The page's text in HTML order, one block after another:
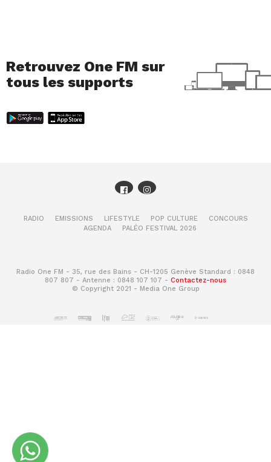
Retrouvez One FM sur
tous les supports
RADIO EMISSIONS LIFESTYLE POP CULTURE
CONCOURS
AGENDA
PALÉO FESTIVAL 2026
Radio One FM - 35, rue des Bains - CH-1205 Genève Standard : 0848
807 807 - Antenne : 0848 107 107 - Contactez-nous
© Copyright 2021 - Media One Group